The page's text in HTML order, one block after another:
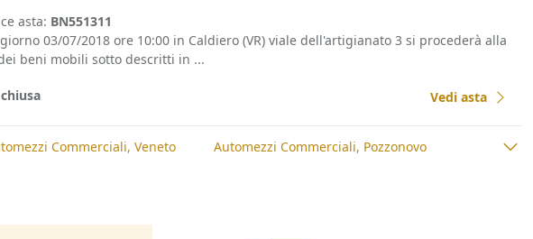
asta: BN551311
giorno 03/07/2018 ore 10:00 in Caldiero (VR) viale dell'artigianato 3 si procederà alla
beni mobili sotto descritti in ...
Vedi asta
Commerciali, Veneto Automezzi Commerciali, Pozzonovo